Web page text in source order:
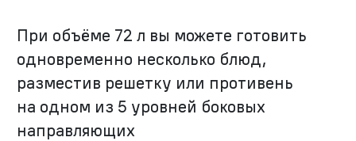
При объёме 72 л вы можете готовить
одновременно несколько блюд,
разместив решетку или противень
на одном из 5 уровней боковых
направляющих